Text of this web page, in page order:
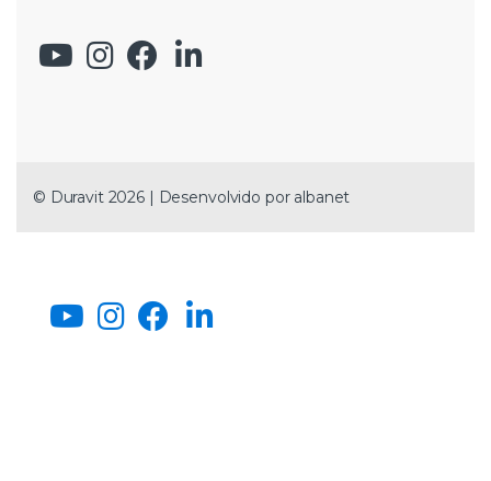
© Duravit 2026 | Desenvolvido por albanet